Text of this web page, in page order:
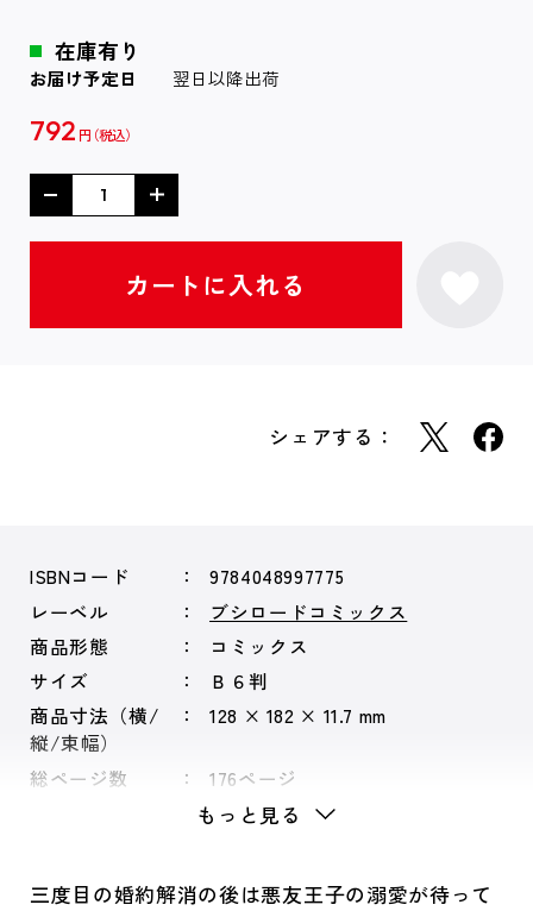
在庫有り
お届け予定日 翌日以降出荷
792 円
シェアする：
ISBNコード
9784048997775
レーベル
ブシロードコミックス
商品形態
コミックス
サイズ
Ｂ６判
商品寸法（横/
縦/束幅）
128 × 182 × 11.7 mm
総ページ数 176ページ
もっと見る
三度目の婚約解消の後は悪友王子の溺愛が待って